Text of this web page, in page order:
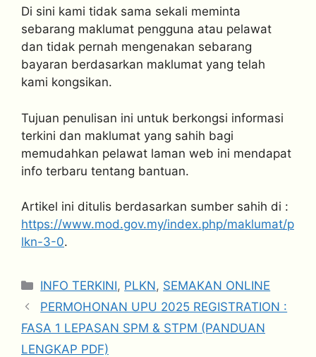
Di sini kami tidak sama sekali meminta
sebarang maklumat pengguna atau pelawat
dan tidak pernah mengenakan sebarang
bayaran berdasarkan maklumat yang telah
kami kongsikan.
Tujuan penulisan ini untuk berkongsi informasi
terkini dan maklumat yang sahih bagi
memudahkan pelawat laman web ini mendapat
info terbaru tentang bantuan.
Artikel ini ditulis berdasarkan sumber sahih di :
https://www.mod.gov.my/index.php/maklumat/p
lkn-3-0.
Categories
INFO TERKINI, PLKN, SEMAKAN ONLINE
PERMOHONAN UPU 2025 REGISTRATION :
FASA 1 LEPASAN SPM & STPM (PANDUAN
LENGKAP PDF)